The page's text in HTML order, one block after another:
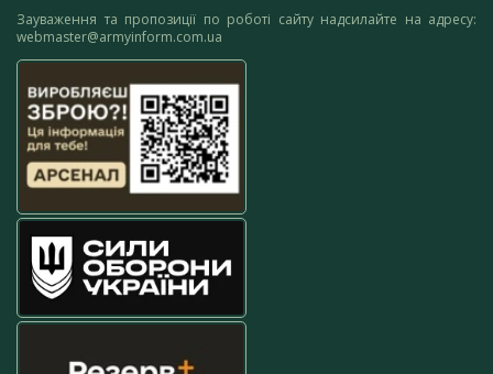
Зауваження та пропозиції по роботі сайту надсилайте на адресу:
webmaster@armyinform.com.ua